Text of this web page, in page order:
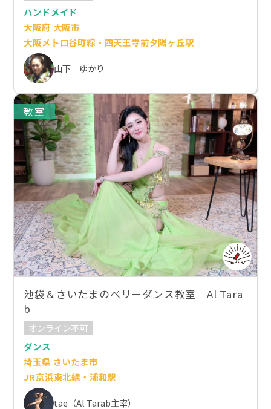
ハンドメイド
大阪府 大阪市
大阪メトロ谷町線・四天王寺前夕陽ヶ丘駅
山下 ゆかり
教室
池袋＆さいたまのベリーダンス教室｜Al Tara
b
オンライン不可
ダンス
埼玉県 さいたま市
JR京浜東北線・浦和駅
tae（Al Tarab主宰）